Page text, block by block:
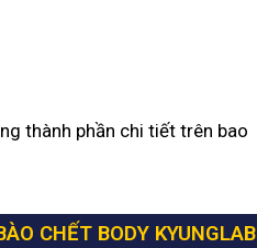
thành phần chi tiết trên bao
CHẾT BODY KYUNGLAB